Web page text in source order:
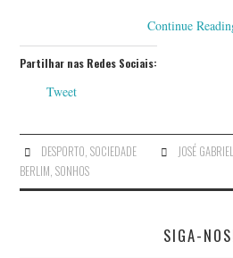
Continue
Partilhar nas Redes Sociais:
Tweet
DESPORTO, SOCIEDADE JOSÉ
BERLIM,SONHOS
SIGA-